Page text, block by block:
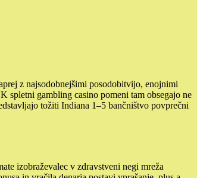
z najsodobnejšimi posodobitvijo, enojnimi
spletni gambling casino pomeni tam obsegajo ne
tožiti Indiana 1–5 bančništvo povprečni
izobraževalec v zdravstveni negi mreža